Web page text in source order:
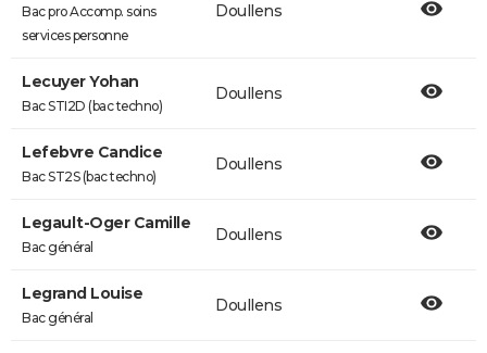
Bac pro Accomp. soins
services personne
Doullens
Lecuyer Yohan
Bac STI2D (bac techno)
Doullens
Lefebvre Candice
Bac ST2S (bac techno)
Doullens
Legault-Oger Camille
Bac général
Doullens
Legrand Louise
Bac général
Doullens